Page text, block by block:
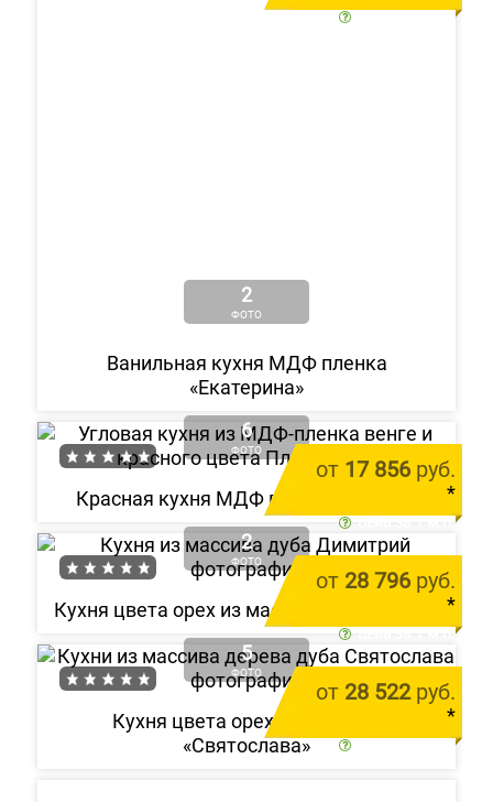
2
ФОТО
Ванильная кухня МДФ пленка
«Екатерина»
6
ФОТО
от 17 856 руб.
*
Красная кухня МДФ пленка «Пламя»
2
ФОТО
от 28 796 руб.
*
Кухня цвета орех из массива «Димитрий»
5
ФОТО
от 28 522руб.
*
Кухня цвета орех из массива
«Святослава»